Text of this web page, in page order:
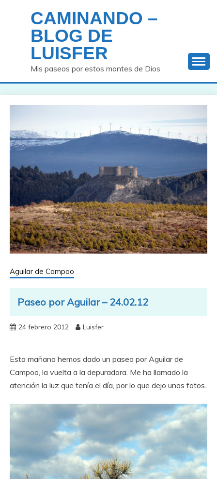
contenido
CAMINANDO –
BLOG DE
LUISFER
Mis paseos por estos montes de Dios
Aguilar de Campoo
Paseo por Aguilar – 24.02.12
24 febrero 2012 Luisfer
Esta mañana hemos dado un paseo por Aguilar de
Campoo, la vuelta a la depuradora. Me ha llamado la
atención la luz que tenía el día, por lo que dejo unas fotos.